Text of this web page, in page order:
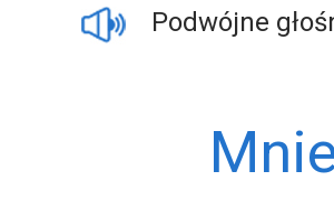
Podwójne